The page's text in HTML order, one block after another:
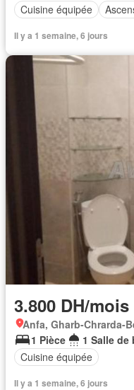
Cuisine équipée
Il y a 1 semaine, 6 jours
3.800 DH/mois
Anfa, Gharb-Chrarda-
1 Pièce
1 Salle de
Cuisine équipée
Il y a 1 semaine, 6 jours